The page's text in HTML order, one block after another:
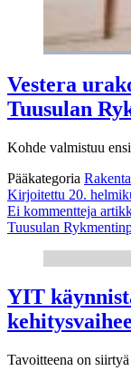
Vestera
Tuusulan
Kohde valmistuu
Pääkategoria
Kirjoitettu 20.
Ei kommentteja
Tuusulan
YIT
Tavoitteena on siirtyä